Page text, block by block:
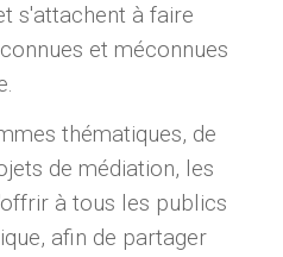
s'attachent à faire
et méconnues
thématiques, de
de médiation, les
à tous les publics
afin de partager